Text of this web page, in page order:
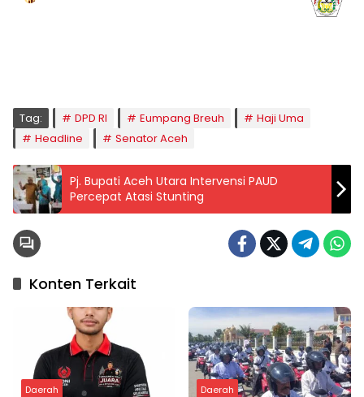
Tag: DPD RI Eumpang Breuh
Haji Uma
Headline
Senator Aceh
Pj. Bupati Aceh Utara Intervensi PAUD
Percepat Atasi Stunting
Konten Terkait
Daerah Daerah